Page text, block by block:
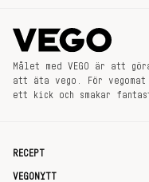
Målet med VEGO är att
att äta vego. För
ett kick och smakar
RECEPT
VEGONYTT